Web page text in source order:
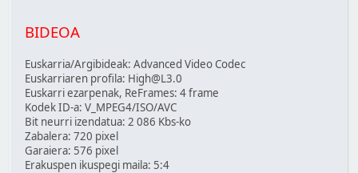
BIDEOA
Euskarria/Argibideak: Advanced Video Codec
Euskarriaren profila: High@L3.0
Euskarri ezarpenak, ReFrames: 4 frame
Kodek ID-a: V_MPEG4/ISO/AVC
Bit neurri izendatua: 2 086 Kbs-ko
Zabalera: 720 pixel
Garaiera: 576 pixel
Erakuspen ikuspegi maila: 5:4